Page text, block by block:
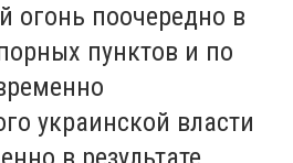
огонь поочередно в
пунктов и по
украинской власти